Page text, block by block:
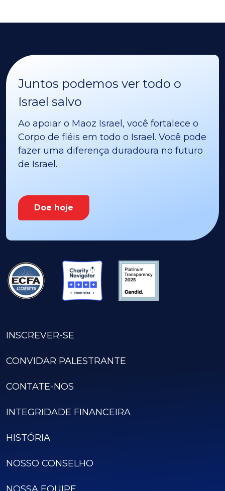
Juntos podemos ver todo o
Israel salvo
Ao apoiar o Maoz Israel, você fortalece o
Corpo de fiéis em todo o Israel. Você pode
fazer uma diferença duradoura no futuro
de Israel.
Doe hoje
INSCREVER-SE
CONVIDAR PALESTRANTE
CONTATE-NOS
INTEGRIDADE FINANCEIRA
HISTÓRIA
NOSSO CONSELHO